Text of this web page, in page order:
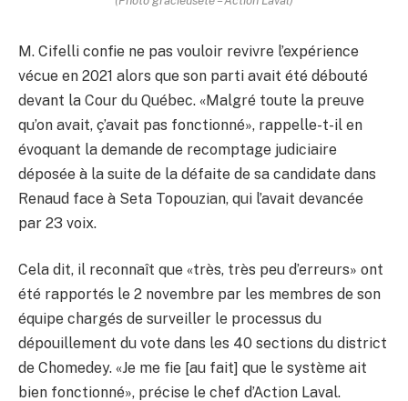
M. Cifelli confie ne pas vouloir revivre l’expérience
vécue en 2021 alors que son parti avait été débouté
devant la Cour du Québec. «Malgré toute la preuve
qu’on avait, ç’avait pas fonctionné», rappelle-t-il en
évoquant la demande de recomptage judiciaire
déposée à la suite de la défaite de sa candidate dans
Renaud face à Seta Topouzian, qui l’avait devancée
par 23 voix.
Cela dit, il reconnaît que «très, très peu d’erreurs» ont
été rapportés le 2 novembre par les membres de son
équipe chargés de surveiller le processus du
dépouillement du vote dans les 40 sections du district
de Chomedey. «Je me fie [au fait] que le système ait
bien fonctionné», précise le chef d’Action Laval.